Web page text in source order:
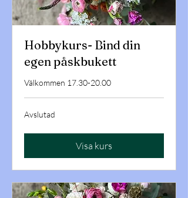
Hobbykurs- Bind din
egen påskbukett
Välkommen 17.30-20.00
Avslutad
Visa kurs